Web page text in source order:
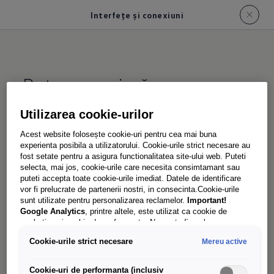
Interfețe și conexiuni
Putere maximă:
conectivitate pentru
dispozitivele tale
Bateria telefonului este descărcată? Nu în noul
Transporter! Încărcă-ți rapid dispozitivele mobile
și uneltele în timp ce conduci de la o lucrare la
alta. În compartimentul ușor accesibil din
consola centrală, poți depozita toate
Utilizarea cookie-urilor
Acest website folosește cookie-uri pentru cea mai buna
experienta posibila a utilizatorului. Cookie-urile strict necesare au
fost setate pentru a asigura functionalitatea site-ului web. Puteti
selecta, mai jos, cookie-urile care necesita consimtamant sau
puteti accepta toate cookie-urile imediat. Datele de identificare
vor fi prelucrate de partenerii nostri, in consecinta.Cookie-urile
sunt utilizate pentru personalizarea reclamelor.
Important!
Google Analytics, printre altele, este utilizat ca cookie de
marketing și cookie de performanta. Nu poate fi exclus ca
Aceasta tara are un nivel mai scazut de protectie a datelor decat
de securitate din SUA sa obtina acces la date datorita legislatiei
Cookie-urile strict necesare Mereu active
Cookie-uri de performanta (inclusiv